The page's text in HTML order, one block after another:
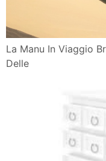
La Manu In Viaggio
Delle